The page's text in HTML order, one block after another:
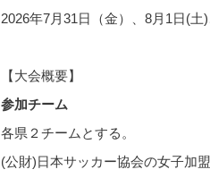
2026年7月31日（金）、8月1日(土
【大会概要】
参加チーム
各県２チームとする。
(公財)日本サッカー協会の女子加